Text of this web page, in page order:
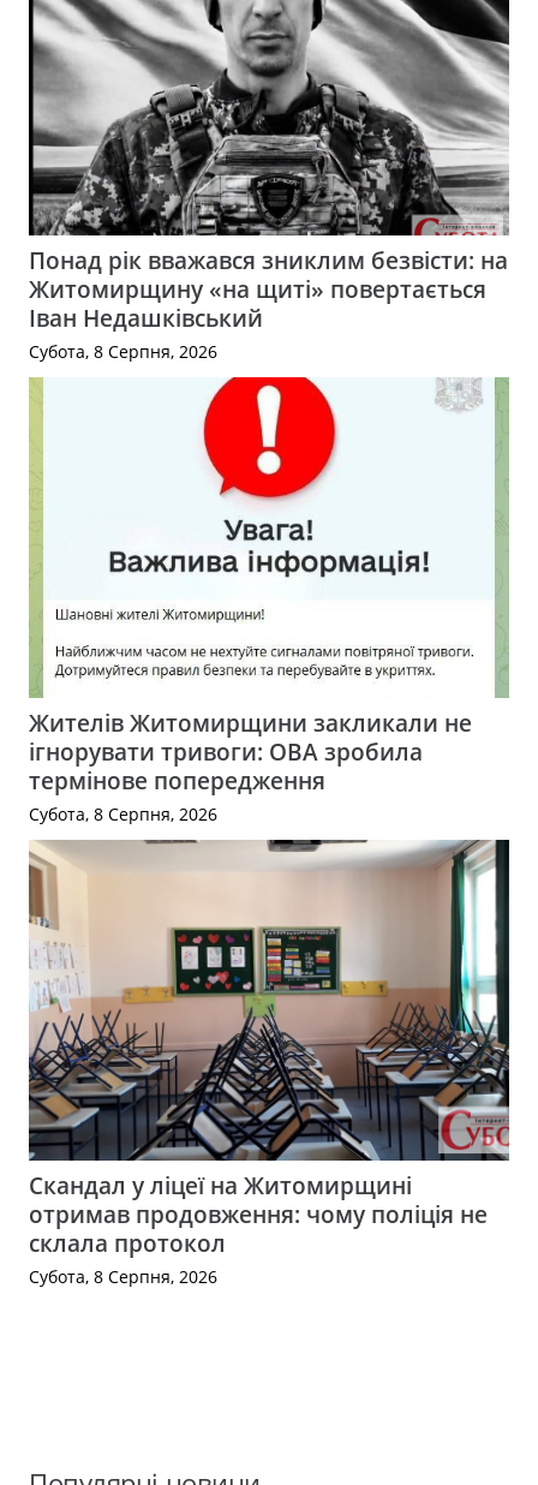
Понад рік вважався зниклим безвісти: на
Житомирщину «на щиті» повертається
Іван Недашківський
Субота, 8 Серпня, 2026
Жителів Житомирщини закликали не
ігнорувати тривоги: ОВА зробила
термінове попередження
Субота, 8 Серпня, 2026
Скандал у ліцеї на Житомирщині
отримав продовження: чому поліція не
склала протокол
Субота, 8 Серпня, 2026